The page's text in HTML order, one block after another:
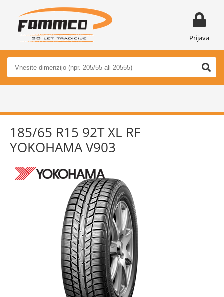
Prijava
185/65 R15 92T XL RF
YOKOHAMA V903